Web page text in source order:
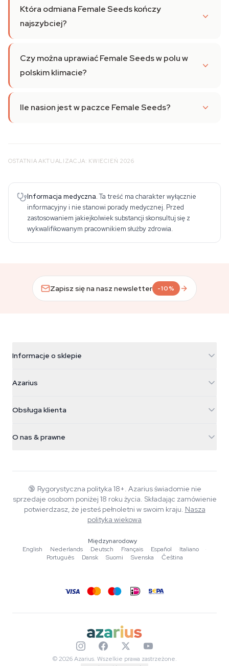
Która odmiana Female Seeds kończy
najszybciej?
Czy można uprawiać Female Seeds w polu w
polskim klimacie?
Ile nasion jest w paczce Female Seeds?
OSTATNIA AKTUALIZACJA: KWIECIEŃ 2026
Informacja medyczna. Ta treść ma charakter wyłącznie
informacyjny i nie stanowi porady medycznej. Przed
zastosowaniem jakiejkolwiek substancji skonsultuj się z
wykwalifikowanym pracownikiem służby zdrowia.
Zapisz się na nasz newsletter -10%
Informacje o sklepie
Galvaniweg 11
Nederland
+31(0)204897914
Azarius
Magiczne grzyby
Smokeshop
Obsługa klienta
Polityka zwrotów
Polityka prywatności
O nas & prawne
Wiki
Autorzy
Promocje
🔞 Rygorystyczna polityka 18+. Azarius świadomie nie
sprzedaje osobom poniżej 18 roku życia. Składając zamówienie
potwierdzasz, że jesteś pełnoletni w swoim kraju. Nasza
polityka wiekowa
Międzynarodowy
English
·Nederlands ·Deutsch ·Français ·Español ·Italiano
·
Português
·Dansk ·Suomi ·Svenska ·Čeština
© 2026 Azarius. Wszelkie prawa zastrzeżone.